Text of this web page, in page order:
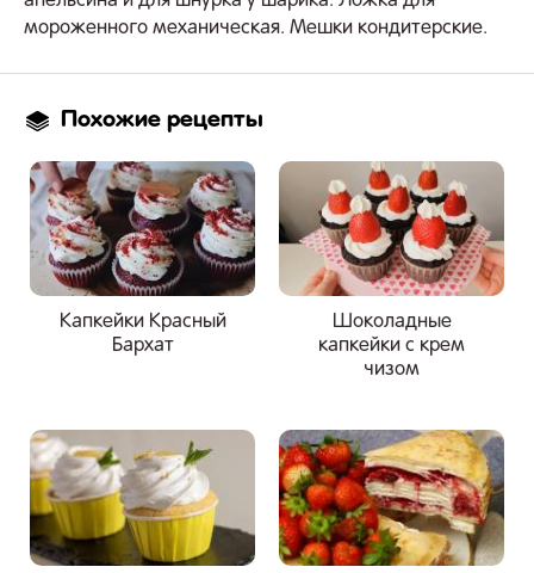
мороженного механическая. Мешки кондитерские.
Похожие рецепты
Капкейки Красный
Бархат
Шоколадные
капкейки с крем
чизом